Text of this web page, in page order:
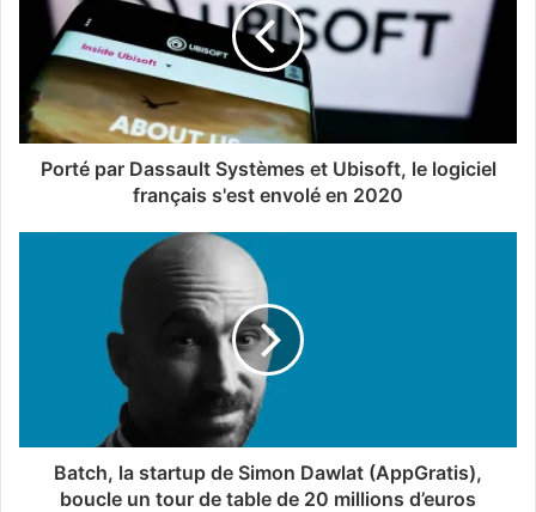
Porté par Dassault Systèmes et Ubisoft, le logiciel
français s'est envolé en 2020
Batch, la startup de Simon Dawlat (AppGratis),
boucle un tour de table de 20 millions d’euros